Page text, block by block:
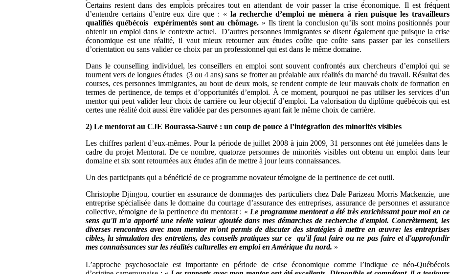
Certains restent dans des emplois précaires tout en attendant de voir passer la crise économique. Il est fréquent
d’entendre certains d’entre eux dire que : « la recherche d’emploi ne mènera à rien puisque les travailleurs
qualifiés québécois expérimentés sont au chômage. » Ils tirent la conclusion qu’ils sont moins positionnés pour
obtenir un emploi dans le contexte actuel. D’autres personnes immigrantes se disent également que puisque la crise
économique est une réalité, il vaut mieux retourner aux études coûte que coûte sans passer par les conseillers
d’orientation ou sans valider ce choix par un professionnel qui est dans le même domaine.
Dans le counselling individuel, les conseillers en emploi sont souvent confrontés aux chercheurs d’emploi qui se
tournent vers de longues études (3 ou 4 ans) sans se frotter au préalable aux réalités du marché du travail. Résultat des
courses, ces personnes immigrantes, au bout de deux mois, se rendent compte de leur mauvais choix de formation en
termes de pertinence, de temps et d’opportunités d’emploi. À ce moment, pourquoi ne pas utiliser les services d’un
mentor qui peut valider leur choix de carrière ou leur objectif d’emploi. La valorisation du diplôme québécois qui est
certes une réalité doit aussi être validée par des personnes ayant fait le même choix de carrière.
2) Le mentorat au CJE Bourassa-Sauvé : un coup de pouce à l’intégration des minorités visibles
Les chiffres parlent d’eux-mêmes. Pour la période de juillet 2008 à juin 2009, 31 personnes ont été jumelées dans le
cadre du projet Mentorat. De ce nombre, quatorze personnes de minorités visibles ont obtenu un emploi dans leur
domaine et six sont retournées aux études afin de mettre à jour leurs connaissances.
Un des participants qui a bénéficié de ce programme novateur témoigne de la pertinence de cet outil.
Christophe Djingou, courtier en assurance de dommages des particuliers chez Dale Parizeau Morris Mackenzie, une
entreprise spécialisée dans le domaine du courtage d’assurance des entreprises, assurance de personnes et assurance
collective, témoigne de la pertinence du mentorat : « Le programme mentorat a été très enrichissant pour moi en ce
sens qu'il m'a apporté une réelle valeur ajoutée dans mes démarches de recherche d'emploi. Concrètement, les
diverses rencontres avec mon mentor m'ont permis de discuter des stratégies à mettre en œuvre: les entreprises
cibles, la simulation des entretiens, des conseils pratiques sur ce qu'il faut faire ou ne pas faire et d'approfondir
mes connaissances sur les réalités culturelles en emploi en Amérique du nord. »
L’approche psychosociale est importante en période de crise économique comme l’indique ce néo-Québécois